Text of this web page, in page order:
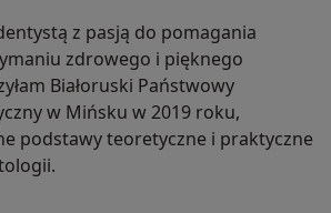
z pasją do pomagania
zdrowego i pięknego
Białoruski Państwowy
w Mińsku w 2019 roku,
podstawy teoretyczne i praktyczne